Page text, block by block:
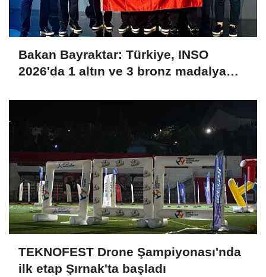
Bakan Bayraktar: Türkiye, INSO
2026'da 1 altın ve 3 bronz madalya
bir giriş yaptı
TEKNOFEST Drone Şampiyonası'nda
ilk etap Şırnak'ta başladı